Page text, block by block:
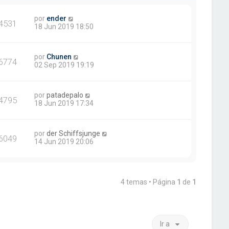
por ender
18 Jun 2019 18:50
por Chunen
02 Sep 2019 19:19
porpatadepalo
18 Jun 2019 17:34
porder Schiffsjunge
14 Jun 2019 20:06
4 temas • Página 1 de 1
Ir a